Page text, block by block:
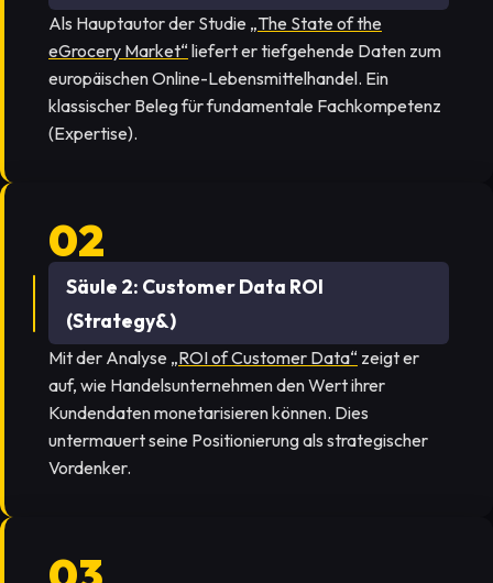
Als Hauptautor der Studie „The State of the
eGrocery Market“ liefert er tiefgehende Daten zum
europäischen Online-Lebensmittelhandel. Ein
klassischer Beleg für fundamentale Fachkompetenz
(Expertise).
Säule 2: Customer Data ROI
(Strategy&)
Mit der Analyse „ROI of Customer Data“ zeigt er
auf, wie Handelsunternehmen den Wert ihrer
Kundendaten monetarisieren können. Dies
untermauert seine Positionierung als strategischer
Vordenker.